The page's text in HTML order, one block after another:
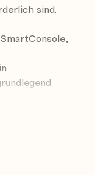
sind.
einen